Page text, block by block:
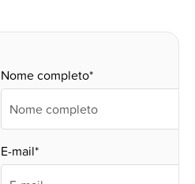
Nome completo*
E-mail*